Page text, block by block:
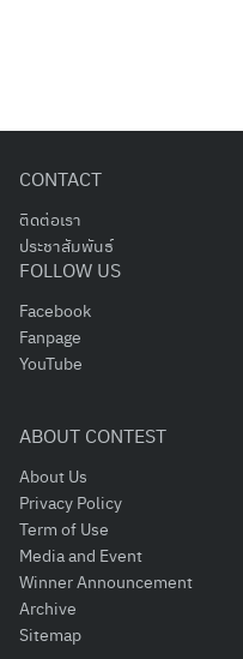
CONTACT
ติดต่อเรา
ประชาสัมพันธ์
FOLLOW US
Facebook
Fanpage
YouTube
ABOUT CONTEST
About Us
Privacy Policy
Term of Use
Media and Event
Winner Announcement
Archive
Sitemap